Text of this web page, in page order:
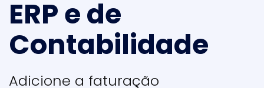
ERP e de
Contabilidade
Adicione a faturação